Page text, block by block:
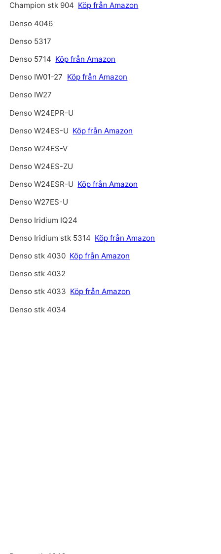
Champion stk 904 Köp från Amazon
Denso 4046
Denso 5317
Denso 5714 Köp från Amazon
Denso IW01-27 Köp från Amazon
Denso IW27
Denso W24EPR-U
Denso W24ES-U Köp från Amazon
Denso W24ES-V
Denso W24ES-ZU
Denso W24ESR-U Köp från Amazon
Denso W27ES-U
Denso Iridium IQ24
Denso Iridium stk 5314 Köp från Amazon
Denso stk 4030 Köp från Amazon
Denso stk 4032
Denso stk 4033 Köp från Amazon
Denso stk 4034